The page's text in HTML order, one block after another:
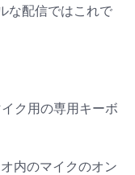
な配信ではこれで
ク用の専用キーボ
内のマイクのオン